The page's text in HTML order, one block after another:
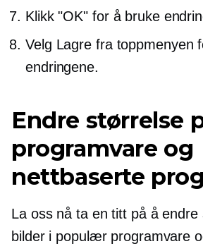
Klikk "OK" for å bruke
Velg Lagre fra toppmenyen
endringene.
Endre størrelse
programvare og
nettbaserte
La oss nå ta en titt på å endre
bilder i populær programvare